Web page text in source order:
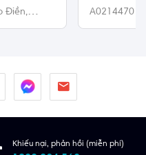
Điền,
công đông
A02144701
Khiếu nại, phản hồi (miễn phí)